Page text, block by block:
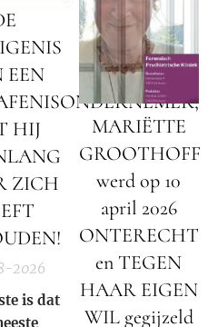
EEN
HIJ
ZICH
2026
is dat
MARIËTTE
GROOTHOFF
werd op 10
april 2026
ONTERECHT
en TEGEN
HAAR EIGEN
WIL gegijzeld